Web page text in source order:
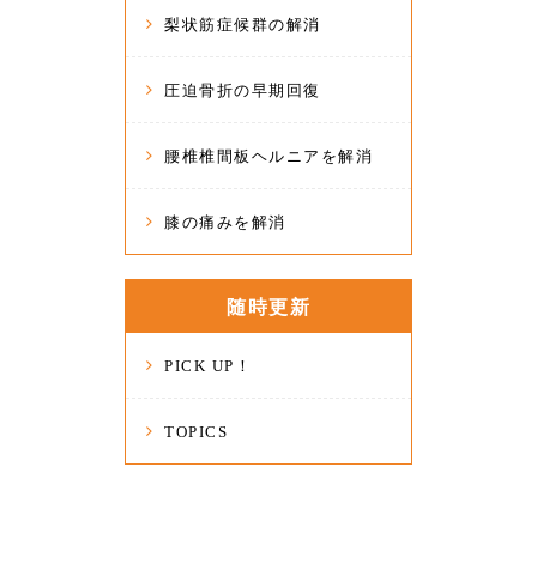
梨状筋症候群の解消
圧迫骨折の早期回復
腰椎椎間板ヘルニアを解消
膝の痛みを解消
随時更新
PICK UP！
TOPICS